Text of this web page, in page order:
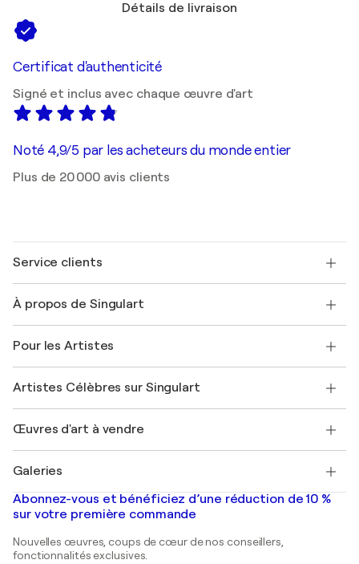
Détails de livraison
Certificat d'authenticité
Signé et inclus avec chaque œuvre d'art
Noté 4,9/5 par les acheteurs du monde entier
Plus de 20 000 avis clients
Service clients
Expédition
Offrir une carte cadeau
Rejoignez notre programme commercial
Mon compte
+33 1 76 44 06 42
À propos de Singulart
FAQ
Magazine Singulart
Emplois
Découvrez une sélection d'art original
Pour les Artistes
Se connecter en tant qu'Artiste
Artistes Célèbres sur Singulart
Marc Chagall
Banksy
Mr. Brainwash
Shepard Fairey
Œuvres d'art à vendre
Tableaux abstraits à vendre
Peintures de paysage
Estampes
Peintures acryliques
Galeries
Galeries d'art en France
Galeries d'art en Belgique
Abonnez-vous et bénéficiez d’une réduction de 10 %
sur votre première commande
Nouvelles œuvres, coups de cœur de nos conseillers,
fonctionnalités exclusives.